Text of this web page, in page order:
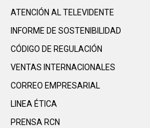
ATENCIÓN AL TELEVIDENTE
INFORME DE SOSTENIBILIDAD
CÓDIGO DE REGULACIÓN
VENTAS INTERNACIONALES
CORREO EMPRESARIAL
LINEA ÉTICA
PRENSA RCN